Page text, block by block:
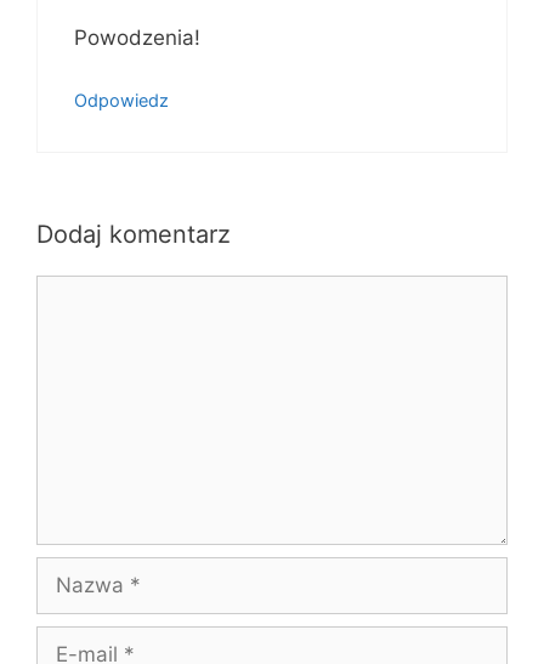
Powodzenia!
Odpowiedz
Dodaj komentarz
Nazwa